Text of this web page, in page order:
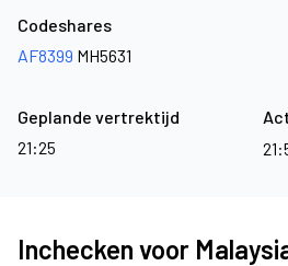
Codeshares
AF8399 MH5631
Geplande vertrektijd
21:25
Inchecken voor